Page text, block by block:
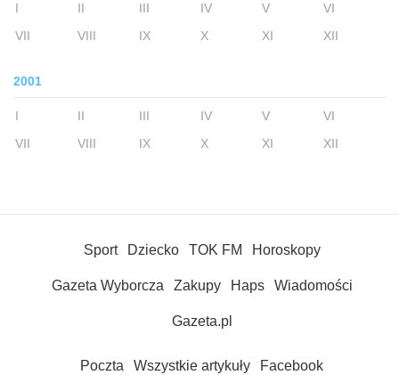
I II III IV V
VI
VII
VIII IX X XI XII
2001
I II III IV V
VI
VII
VIII IX X XI XII
Sport Dziecko TOK FM Horoskopy
Gazeta Wyborcza Zakupy Haps Wiadomości
Gazeta.pl
Poczta Wszystkie artykuły Facebook